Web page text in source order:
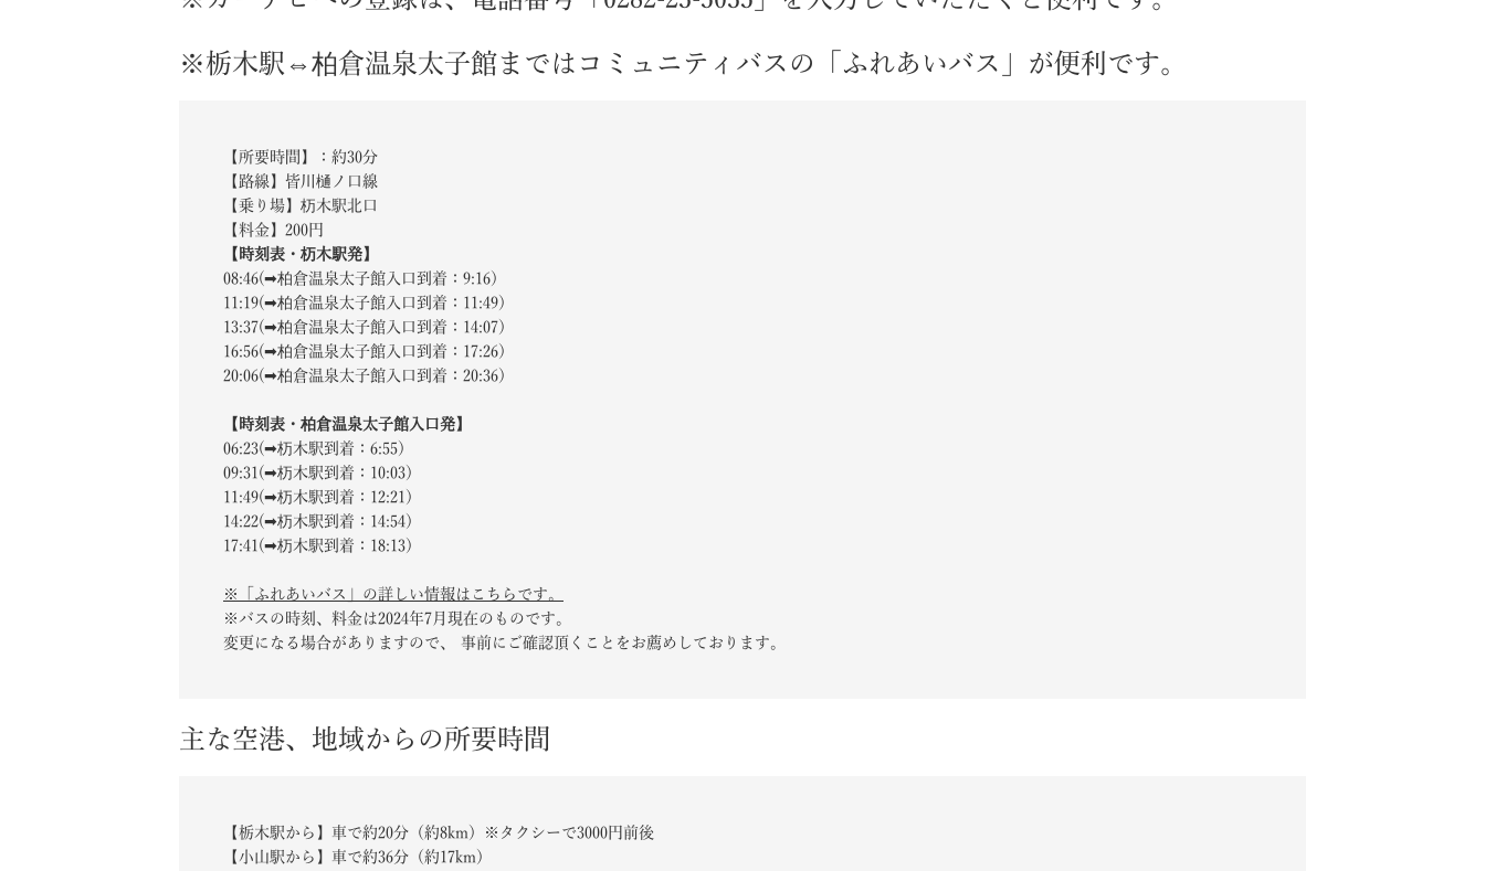
※栃木駅⇔柏倉温泉太子館まではコミュニティバスの「ふれあいバス」が便利です。
【所要時間】：約30分
【路線】皆川樋ノ口線
【乗り場】杤木駅北口
【料金】200円
【時刻表・杤木駅発】
08:46(➡柏倉温泉太子館入口到着：9:16）
11:19(➡柏倉温泉太子館入口到着：11:49）
13:37(➡柏倉温泉太子館入口到着：14:07）
16:56(➡柏倉温泉太子館入口到着：17:26）
20:06(➡柏倉温泉太子館入口到着：20:36）
【時刻表・柏倉温泉太子館入口発】
06:23(➡杤木駅到着：6:55）
09:31(➡杤木駅到着：10:03）
11:49(➡杤木駅到着：12:21）
14:22(➡杤木駅到着：14:54）
17:41(➡杤木駅到着：18:13）
※「ふれあいバス」の詳しい情報はこちらです。
※バスの時刻、料金は2024年7月現在のものです。
変更になる場合がありますので、 事前にご確認頂くことをお薦めしております。
主な空港、地域からの所要時間
【栃木駅から】車で約20分（約8km）※タクシーで3000円前後
【小山駅から】車で約36分（約17km）